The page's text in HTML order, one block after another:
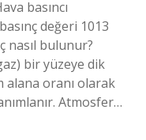
basıncı
değeri 1013
nasıl bulunur?
bir yüzeye dik
alana oranı olarak
Atmosfer…